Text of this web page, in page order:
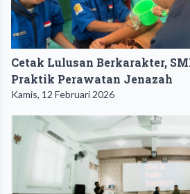
Cetak Lulusan Berkarakter,
Praktik Perawatan Jenazah
Kamis, 12 Februari 2026